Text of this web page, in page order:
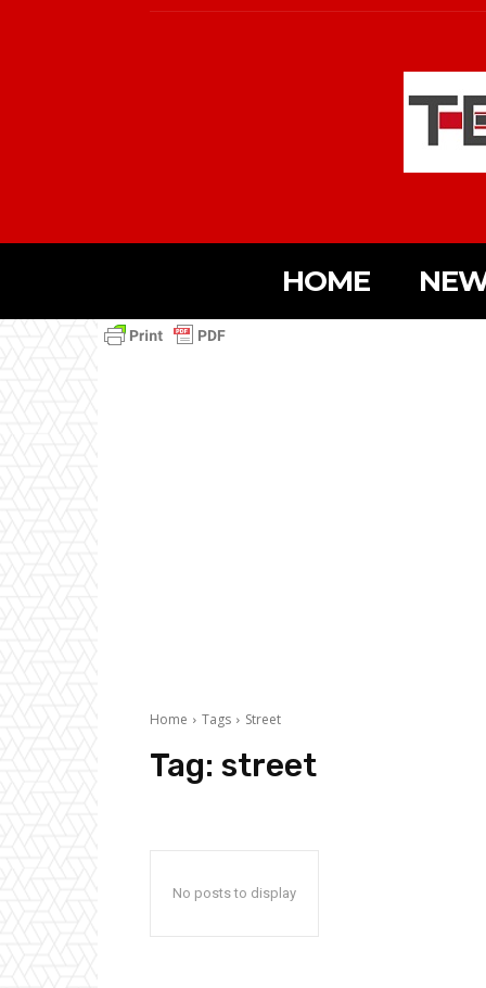
HOME
Home Tags Street
Tag: street
No posts to display